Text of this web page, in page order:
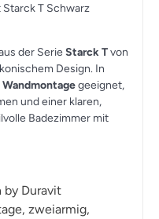
T Schwarz
der SerieStarck Tvon
Design. In
Wandmontagegeeignet,
und einer klaren,
Badezimmer mit
by Duravit
zweiarmig,